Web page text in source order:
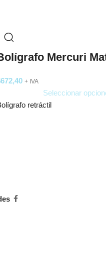
Mercuri
672,40 + IVA
Seleccionar
retráctil